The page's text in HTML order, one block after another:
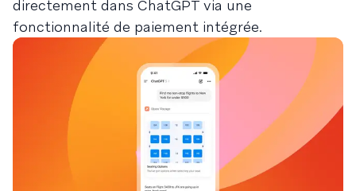
directement dans ChatGPT via une
fonctionnalité de paiement intégrée.